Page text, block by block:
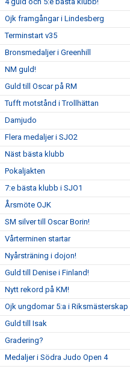
Ojk framgångar i Lindesberg
Terminstart v35
Bronsmedaljer i Greenhill
NM guld!
Guld till Oscar på RM
Tufft motstånd i Trollhättan
Damjudo
Flera medaljer i SJO2
Näst bästa klubb
Pokaljakten
7:e bästa klubb i SJO1
Årsmöte OJK
SM silver till Oscar Borin!
Vårterminen startar
Nyårsträning i dojon!
Guld till Denise i Finland!
Nytt rekord på KM!
Ojk ungdomar 5:a i Riksmästerskap
Guld till Isak
Gradering?
Medaljer i Södra Judo Open 4